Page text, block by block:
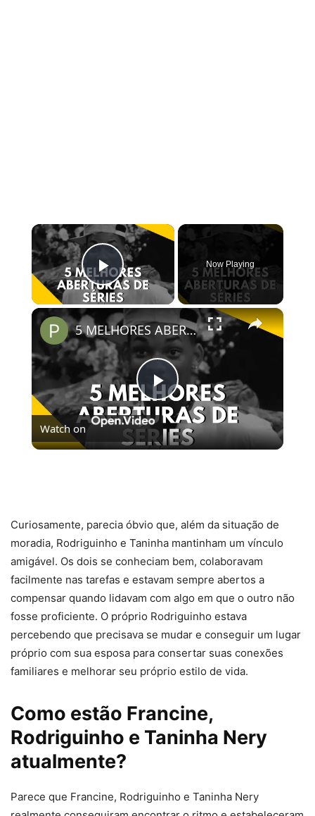
×
Play Video
Now Playing
×
Play
Video
5 MELHORES ABERTURAS DE SÉRIES | Pipocas Tv #13
Watch on
Curiosamente, parecia óbvio que, além da situação de
moradia, Rodriguinho e Taninha mantinham um vínculo
amigável. Os dois se conheciam bem, colaboravam
facilmente nas tarefas e estavam sempre abertos a
compensar quando lidavam com algo em que o outro não
fosse proficiente. O próprio Rodriguinho estava
percebendo que precisava se mudar e conseguir um lugar
próprio com sua esposa para consertar suas conexões
familiares e melhorar seu próprio estilo de vida.
Como estão Francine,
Rodriguinho e Taninha Nery
atualmente?
Parece que Francine, Rodriguinho e Taninha Nery